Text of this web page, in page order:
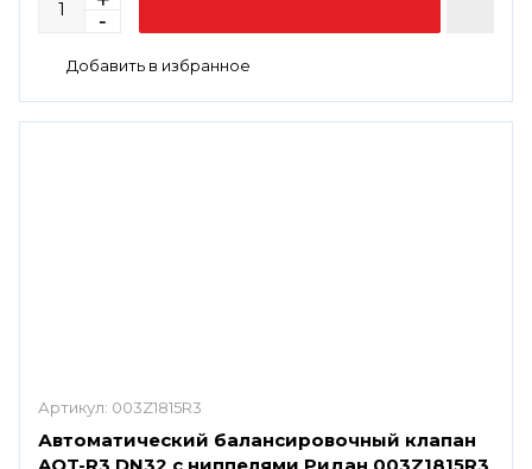
Артикул: 003Z1815R3
Автоматический балансировочный клапан
AQT-R3 DN32 с ниппелями Ридан 003Z1815R3